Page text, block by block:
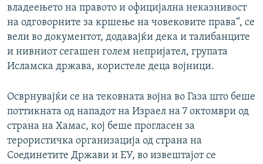
владеењето на правото и официјална неказнивост
на одговорните за кршење на човековите права“, се
вели во документот, додавајќи дека и талибанците
и нивниот сегашен голем непријател, групата
Исламска држава, користеле деца војници.
Осврнувајќи се на тековната војна во Газа што беше
поттикната од нападот на Израел на 7 октомври од
страна на Хамас, кој беше прогласен за
терористичка организација од страна на
Соединетите Држави и ЕУ, во извештајот се